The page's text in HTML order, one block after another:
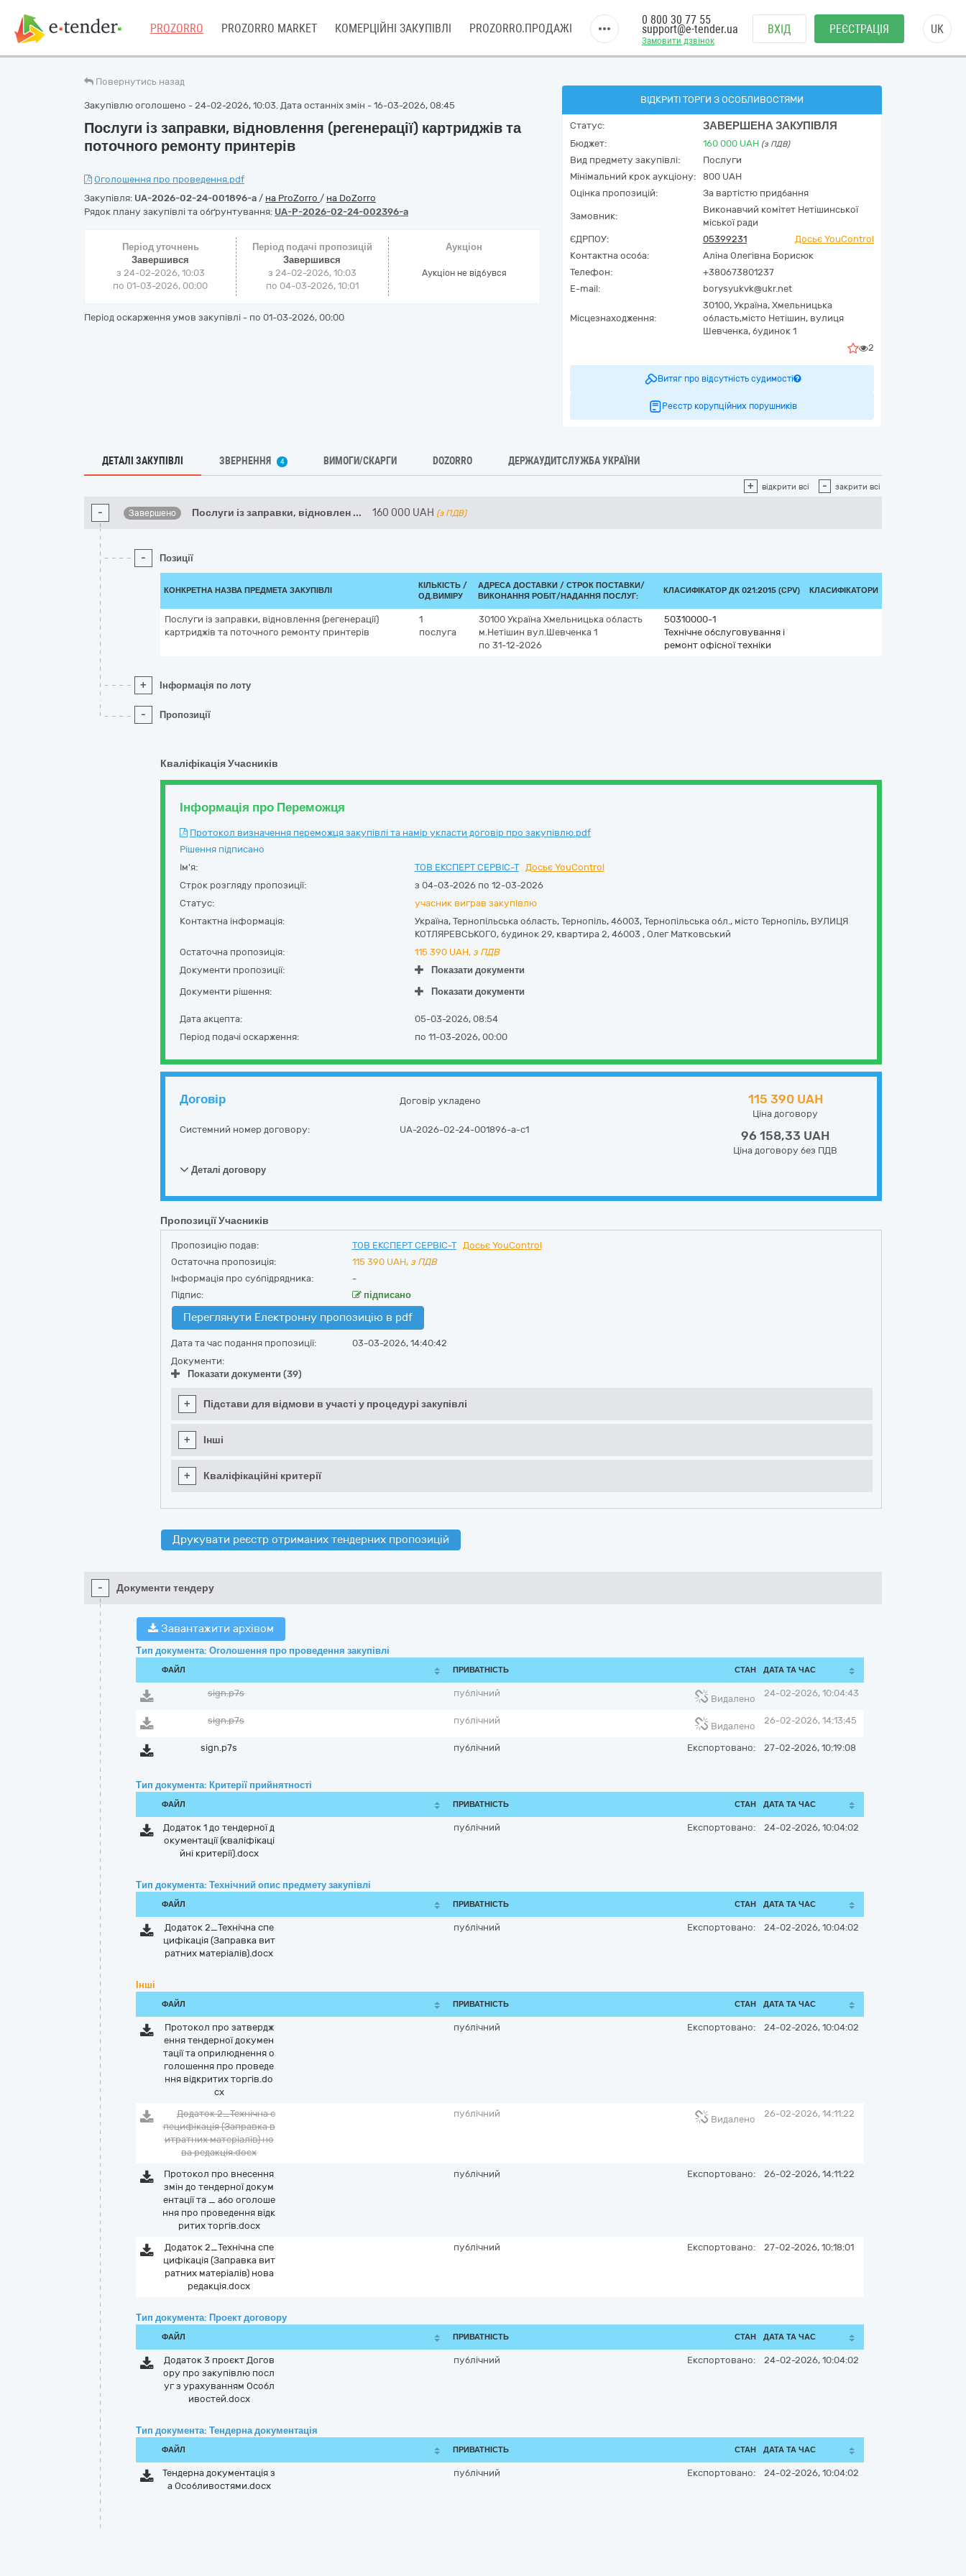
PROZORRO PROZORRO MARKET КОМЕРЦІЙНІ ЗАКУПІВЛІ PROZORRO.ПРОДАЖІ
Замовити дзвінок
0 800 30 77 55
support@e-tender.ua ВХІД РЕЄСТРАЦІЯ UK
Повернутись назад
Закупівлю оголошено - 24-02-2026, 10:03. Дата останніх змін - 16-03-2026, 08:45
Послуги із заправки, відновлення (регенерації) картриджів та
поточного ремонту принтерів
Оголошення про проведення.pdf
Закупівля: UA-2026-02-24-001896-a / на ProZorro / на DoZorro
Рядок плану закупівлі та обґрунтування: UA-P-2026-02-24-002396-a
Період уточнень
Завершився
з 24-02-2026, 10:03
по 01-03-2026, 00:00
Період подачі пропозицій
Завершився
з 24-02-2026, 10:03
по 04-03-2026, 10:01
Аукціон
Аукціон не відбувся
Період оскарження умов закупівлі - по 01-03-2026, 00:00
ВІДКРИТІ ТОРГИ З ОСОБЛИВОСТЯМИ
Статус: ЗАВЕРШЕНА ЗАКУПІВЛЯ
Бюджет: 160 000 UAH (з ПДВ)
Вид предмету закупівлі:
Послуги
Мінімальний крок аукціону:
800 UAH
Оцінка пропозицій:
За вартістю придбання
Замовник:
Виконавчий комітет Нетішинської
міської ради
ЄДРПОУ:
05399231
Досьє YouControl
Контактна особа:
Аліна Олегівна Борисюк
Телефон:
+380673801237
E-mail:
borysyukvk@ukr.net
Місцезнаходження:
30100, Україна, Хмельницька
область,місто Нетішин, вулиця
Шевченка, будинок 1
2
Витяг про відсутність судимості
Реєстр корупційних порушників
ДЕТАЛІ ЗАКУПІВЛІ ЗВЕРНЕННЯ 4 ВИМОГИ/СКАРГИ DOZORRO ДЕРЖАУДИТСЛУЖБА УКРАЇНИ
+ відкрити всі - закрити всі
- Завершено Послуги із заправки, відновлен ... 160 000 UAH (з ПДВ)
- Позиції
КОНКРЕТНА НАЗВА ПРЕДМЕТА ЗАКУПІВЛІ
КІЛЬКІСТЬ /
ОД.ВИМІРУ
АДРЕСА ДОСТАВКИ / СТРОК ПОСТАВКИ/
ВИКОНАННЯ РОБІТ/НАДАННЯ ПОСЛУГ:
КЛАСИФІКАТОР ДК 021:2015 (CPV) КЛАСИФІКАТОРИ
Послуги із заправки, відновлення (регенерації)
картриджів та поточного ремонту принтерів
1
послуга
30100 Україна Хмельницька область
м.Нетішин вул.Шевченка 1
по 31-12-2026
50310000-1
Технічне обслуговування і
ремонт офісної техніки
+ Інформація по лоту
- Пропозиції
Кваліфікація Учасників
Інформація про Переможця
Протокол визначення переможця закупівлі та намір укласти договір про закупівлю.pdf
Рішення підписано
Ім'я:
ТОВ ЕКСПЕРТ СЕРВІС-Т
Досьє YouControl
Строк розгляду пропозиції:
з 04-03-2026 по 12-03-2026
Статус:
учасник виграв закупівлю
Контактна інформація:
Україна, Тернопільська область, Тернопіль, 46003, Тернопільська обл., місто Тернопіль, ВУЛИЦЯ
КОТЛЯРЕВСЬКОГО, будинок 29, квартира 2, 46003 , Олег Матковський
Остаточна пропозиція:
115 390 UAH, з ПДВ
Документи пропозиції:
Показати документи
Документи рішення:
Показати документи
Дата акцепта:
05-03-2026, 08:54
Період подачі оскарження:
по 11-03-2026, 00:00
Договір Договір укладено
Системний номер договору: UA-2026-02-24-001896-a-c1
115 390 UAH
Ціна договору
96 158,33 UAH
Ціна договору без ПДВ
Деталі договору
Пропозиції Учасників
Пропозицію подав: ТОВ ЕКСПЕРТ СЕРВІС-Т
Досьє YouControl
Остаточна пропозиція:
115 390 UAH, з ПДВ
Інформація про субпідрядника:
-
Підпис:
підписано
Переглянути Електронну пропозицію в pdf
Дата та час подання пропозиції:
03-03-2026, 14:40:42
Документи:
Показати документи (39)
+ Підстави для відмови в участі у процедурі закупівлі
+ Інші
+ Кваліфікаційні критерії
Друкувати реєстр отриманих тендерних пропозицій
- Документи тендеру
Завантажити архівом
Тип документа: Оголошення про проведення закупівлі
ФАЙЛ ПРИВАТНІСТЬ СТАН ДАТА ТА ЧАС
sign.p7s публічний
Видалено
24-02-2026, 10:04:43
sign.p7s публічний
Видалено
26-02-2026, 14:13:45
sign.p7s публічний Експортовано: 27-02-2026, 10:19:08
Тип документа: Критерії прийнятності
ФАЙЛ ПРИВАТНІСТЬ СТАН ДАТА ТА ЧАС
Додаток 1 до тендерної д
окументації (кваліфікаці
йні критерії).docx
публічний Експортовано: 24-02-2026, 10:04:02
Тип документа: Технічний опис предмету закупівлі
ФАЙЛ ПРИВАТНІСТЬ СТАН ДАТА ТА ЧАС
Додаток 2_Технічна спе
цифікація (Заправка вит
ратних матеріалів).docx
публічний Експортовано: 24-02-2026, 10:04:02
Інші
ФАЙЛ ПРИВАТНІСТЬ СТАН ДАТА ТА ЧАС
Протокол про затвердж
ення тендерної докумен
тації та оприлюднення о
голошення про проведе
ння відкритих торгів.do
cx
публічний Експортовано: 24-02-2026, 10:04:02
Додаток 2_Технічна с
пецифікація (Заправка в
итратних матеріалів) но
ва редакція.docx
публічний
Видалено
26-02-2026, 14:11:22
Протокол про внесення
змін до тендерної докум
ентації та _ або оголоше
ння про проведення відк
ритих торгів.docx
публічний Експортовано: 26-02-2026, 14:11:22
Додаток 2_Технічна спе
цифікація (Заправка вит
ратних матеріалів) нова
редакція.docx
публічний Експортовано: 27-02-2026, 10:18:01
Тип документа: Проект договору
ФАЙЛ ПРИВАТНІСТЬ СТАН ДАТА ТА ЧАС
Додаток 3 проєкт Догов
ору про закупівлю посл
уг з урахуванням Особл
ивостей.docx
публічний Експортовано: 24-02-2026, 10:04:02
Тип документа: Тендерна документація
ФАЙЛ ПРИВАТНІСТЬ СТАН ДАТА ТА ЧАС
Тендерна документація з
а Особливостями.docx
публічний Експортовано: 24-02-2026, 10:04:02